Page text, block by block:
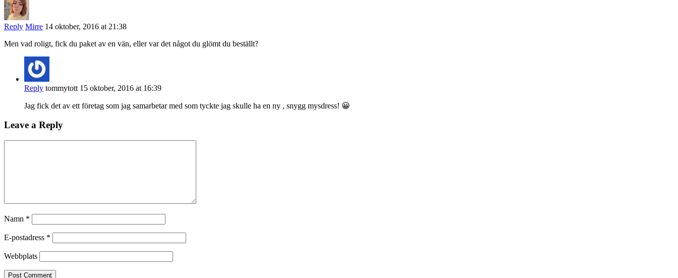
Reply Mirre 14 oktober, 2016 at 21:38
Men vad roligt, fick du paket av en vän, eller var det något du glömt du beställt?
Reply tommytott 15 oktober, 2016 at 16:39
Jag fick det av ett företag som jag samarbetar med som tyckte jag skulle ha en ny , snygg mysdress! 😀
Leave a Reply
Namn *
E-postadress *
Webbplats